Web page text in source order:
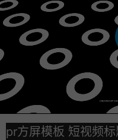
pr方屏模板 短视频